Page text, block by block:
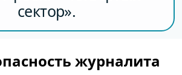
сектор».
журналита